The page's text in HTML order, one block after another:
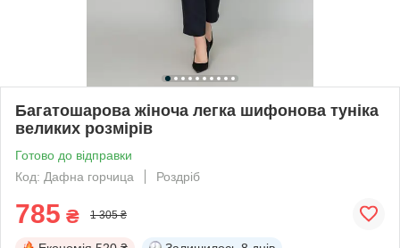
Багатошарова жіноча легка шифонова туніка
великих розмірів
Готово до відправки
Код: Дафна горчица
Роздріб
785 ₴ 1 305 ₴